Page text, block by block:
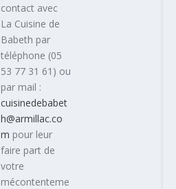
contact avec
La Cuisine de
Babeth par
téléphone (05
53 77 31 61) ou
par mail :
cuisinedebabet
h@armillac.co
m pour leur
faire part de
votre
mécontenteme